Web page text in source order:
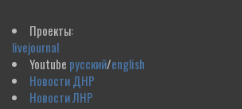
Проекты:
livejournal
Youtube русский/english
Новости ДНР
Новости ЛНР